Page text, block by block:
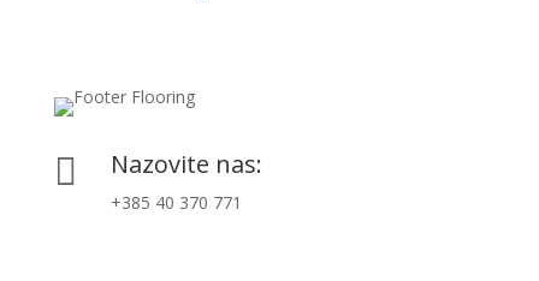
 Nazovite nas:
+385 40 370 771